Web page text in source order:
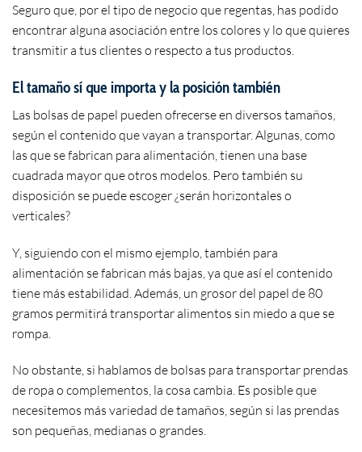
Seguro que, por el tipo de negocio que regentas, has podido
encontrar alguna asociación entre los colores y lo que quieres
transmitir a tus clientes o respecto a tus productos.
El tamaño sí que importa y la posición también
Las bolsas de papel pueden ofrecerse en diversos tamaños,
según el contenido que vayan a transportar. Algunas, como
las que se fabrican para alimentación, tienen una base
cuadrada mayor que otros modelos. Pero también su
disposición se puede escoger ¿serán horizontales o
verticales?
Y, siguiendo con el mismo ejemplo, también para
alimentación se fabrican más bajas, ya que así el contenido
tiene más estabilidad. Además, un grosor del papel de 80
gramos permitirá transportar alimentos sin miedo a que se
rompa.
No obstante, si hablamos de bolsas para transportar prendas
de ropa o complementos, la cosa cambia. Es posible que
necesitemos más variedad de tamaños, según si las prendas
son pequeñas, medianas o grandes.